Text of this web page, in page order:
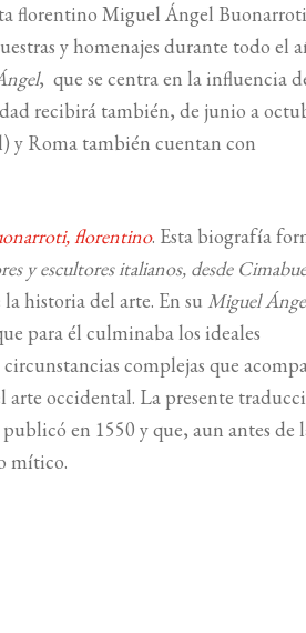
florentino Miguel Ángel
y homenajes durante todo el
, que se centra en la influencia
recibirá también, de junio a
y Roma también cuentan con
florentino. Esta biografía
y escultores italianos, desde
la historia del arte. En suMiguel
para él culminaba los ideales
complejas que
arte occidental. La presente
en 1550 y que, aun antes de
mítico.